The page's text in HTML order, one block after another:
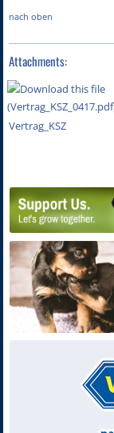
nach oben
Attachments:
Vertrag_KSZ